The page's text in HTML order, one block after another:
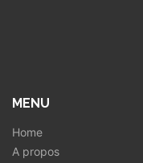
MENU
Home
A propos